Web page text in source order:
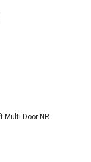
Multi Door NR-